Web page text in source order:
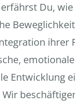
Du,
ihrer
Entwicklung